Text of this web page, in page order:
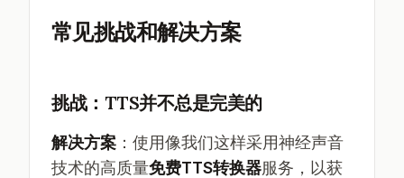
常见挑战和解决方案
挑战：TTS并不总是完美的
解决方案 ：使用像我们这样采用神经声音
技术的高质量免费TTS转换器服务，以获